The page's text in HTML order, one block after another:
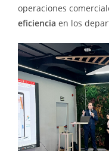
operaciones
eficiencia en los